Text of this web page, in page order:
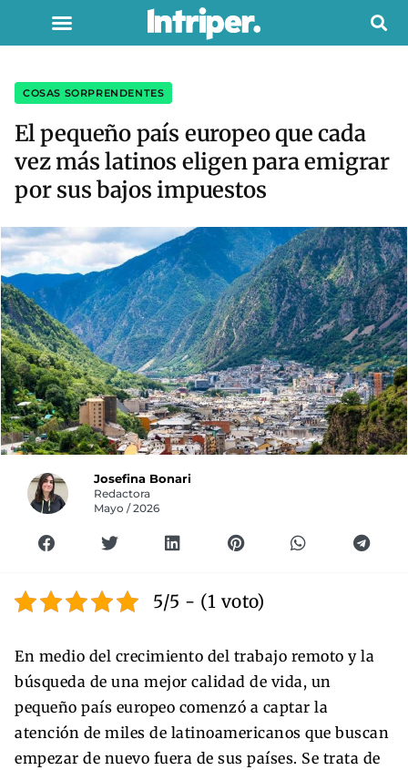
COSAS SORPRENDENTES
El pequeño país europeo que cada
vez más latinos eligen para emigrar
por sus bajos impuestos
Josefina Bonari
Redactora
Mayo / 2026
5/5 - (1 voto)
En medio del crecimiento del trabajo remoto y la
búsqueda de una mejor calidad de vida, un
pequeño país europeo comenzó a captar la
atención de miles de latinoamericanos que buscan
empezar de nuevo fuera de sus países. Se trata de